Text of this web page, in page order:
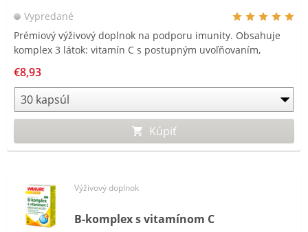
Vypredané
Prémiový výživový doplnok na podporu imunity. Obsahuje
komplex 3 látok: vitamín C s postupným uvoľňovaním,
€8,93
Kúpiť
Výživový doplnok
B-komplex s vitamínom C